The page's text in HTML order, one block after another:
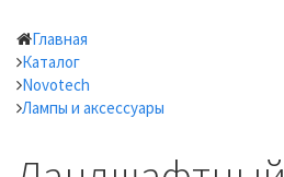
Главная
Каталог
Novotech
Лампы и аксессуары